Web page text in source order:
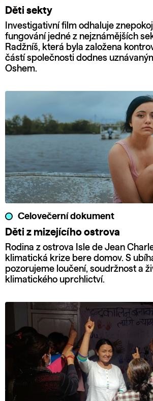
Děti sekty
Investigativní film odhaluje
fungování jedné z nejznámějších
Radžníš, která byla založena
částí společnosti dodnes
Oshem.
Celovečerní dokument
Děti z mizejícího ostrova
Rodina z ostrova Isle de Jean
klimatická krize bere domov. S
pozorujeme loučení, soudržnost a
klimatického uprchlictví.